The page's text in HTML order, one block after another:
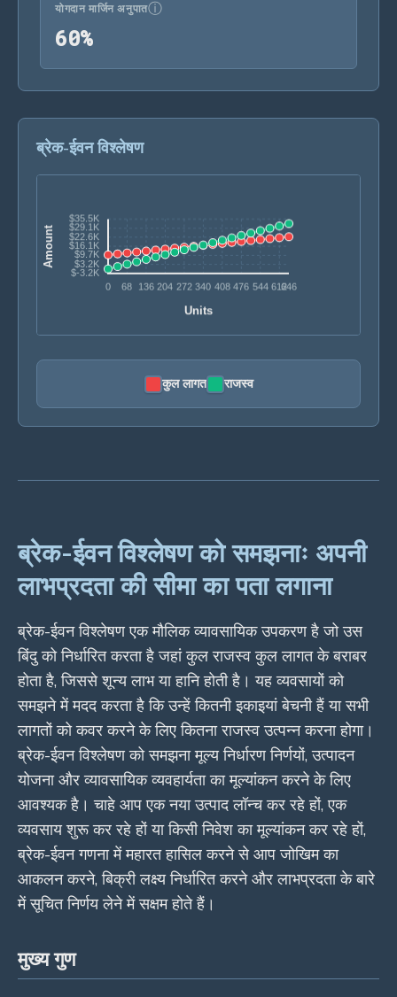
योगदान मार्जिन अनुपातⓘ
60%60%
ब्रेक-ईवन विश्लेषण
कुल लागत राजस्व
ब्रेक-ईवन विश्लेषण को समझनाः अपनी
लाभप्रदता की सीमा का पता लगाना
ब्रेक-ईवन विश्लेषण एक मौलिक व्यावसायिक उपकरण है जो उस
बिंदु को निर्धारित करता है जहां कुल राजस्व कुल लागत के बराबर
होता है, जिससे शून्य लाभ या हानि होती है। यह व्यवसायों को
समझने में मदद करता है कि उन्हें कितनी इकाइयां बेचनी हैं या सभी
लागतों को कवर करने के लिए कितना राजस्व उत्पन्न करना होगा।
ब्रेक-ईवन विश्लेषण को समझना मूल्य निर्धारण निर्णयों, उत्पादन
योजना और व्यावसायिक व्यवहार्यता का मूल्यांकन करने के लिए
आवश्यक है। चाहे आप एक नया उत्पाद लॉन्च कर रहे हों, एक
व्यवसाय शुरू कर रहे हों या किसी निवेश का मूल्यांकन कर रहे हों,
ब्रेक-ईवन गणना में महारत हासिल करने से आप जोखिम का
आकलन करने, बिक्री लक्ष्य निर्धारित करने और लाभप्रदता के बारे
में सूचित निर्णय लेने में सक्षम होते हैं।
मुख्य गुण